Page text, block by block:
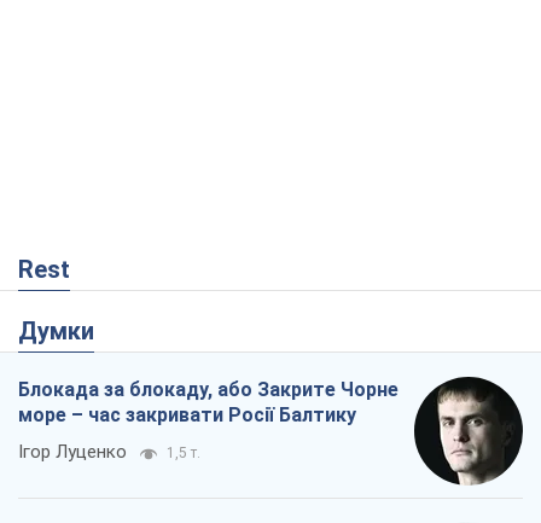
Rest
Думки
Блокада за блокаду, або Закрите Чорне
море – час закривати Росії Балтику
Ігор Луценко 1,5 т.